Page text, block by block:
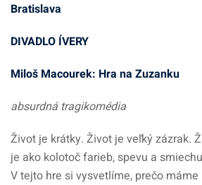
Bratislava
DIVADLO ÍVERY
Miloš Macourek: Hra na Zuzanku
absurdná tragikomédia
Život je krátky. Život je veľký zázrak.
je ako kolotoč farieb, spevu a
V tejto hre si vysvetlíme, prečo